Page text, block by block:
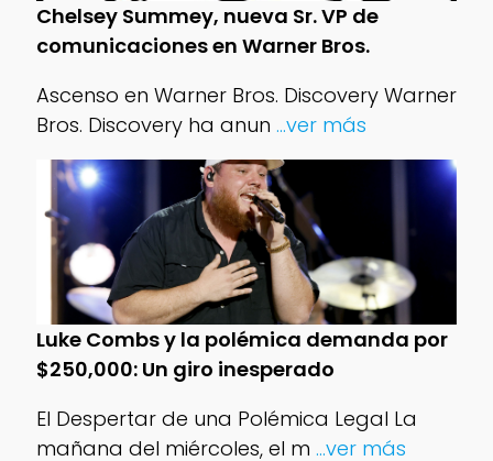
Chelsey Summey, nueva Sr. VP de
comunicaciones en Warner Bros.
Ascenso en Warner Bros. Discovery Warner
Bros. Discovery ha anun ...ver más
Luke Combs y la polémica demanda por
$250,000: Un giro inesperado
El Despertar de una Polémica Legal La
mañana del miércoles, el m ...ver más